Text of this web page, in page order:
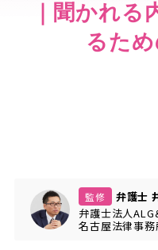
｜聞かれる
るた
監修
弁護士
弁護士法人
名古屋法律事